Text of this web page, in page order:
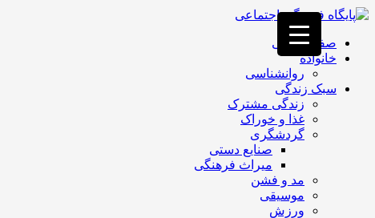
فصد
غرب
تهران
خشکشویی
تصفیه
صفحه اصلی
خانواده
روانشناسی
سبک زندگی
زندگی مشترک
غذا و خوراک
گردشگری
صنایع دستی
میراث فرهنگی
مد و فشن
موسیقی
ورزش